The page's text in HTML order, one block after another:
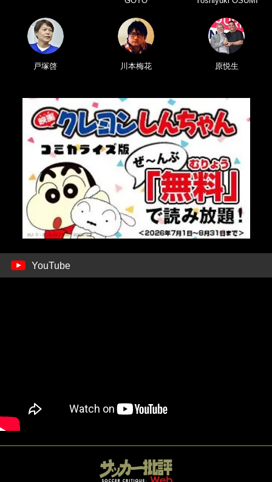
戸塚啓 川本梅花 原悦生
YouTube